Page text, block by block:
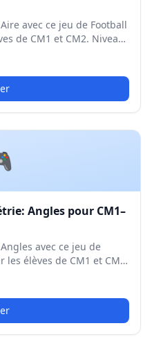
avec ce jeu de Football
de CM1 et CM2. Niveau
Angles pour CM1–
avec ce jeu de
les élèves de CM1 et CM2.